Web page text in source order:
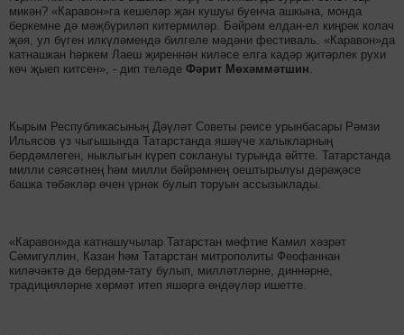
микән? «Каравон»га кешеләр җан кушуы буенча ашкына, монда
беркемне дә мәҗбүриләп китермиләр. Бәйрәм елдан-ел киңрәк колач
җәя, ул бүген илкүләмендә билгеле мәдәни фестиваль. «Каравон»да
катнашкан һәркем Лаеш җиреннән киләсе елга кадәр җитәрлек рухи
көч җыеп китсен», - дип теләде Фәрит Мөхәммәтшин.
Кырым Республикасының Дәүләт Советы рәисе урынбасары Рәмзи
Ильясов үз чыгышында Татарстанда яшәүче халыкларның
бердәмлеген, ныклыгын күреп соклануы турында әйтте. Татарстанда
милли сәясәтнең һәм милли бәйрәмнең оештырылуы дәрәҗәсе
башка төбәкләр өчен үрнәк булып торуын ассызыклады.
«Каравон»да катнашучылар Татарстан мөфтие Камил хәзрәт
Сәмигуллин, Казан һәм Татарстан митрополиты Феофаннан
киләчәктә дә бердәм-тату булып, милләтләрне, диннәрне,
традицияләрне хөрмәт итеп яшәргә өндәүләр ишетте.